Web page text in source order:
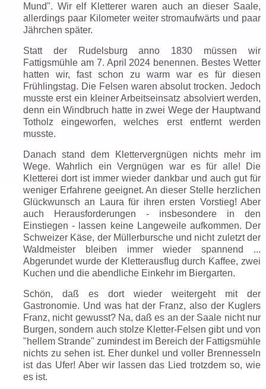
Mund". Wir elf Kletterer waren auch an dieser Saale,
allerdings paar Kilometer weiter stromaufwärts und paar
Jährchen später.
Statt der Rudelsburg anno 1830 müssen wir
Fattigsmühle am 7. April 2024 benennen. Bestes Wetter
hatten wir, fast schon zu warm war es für diesen
Frühlingstag. Die Felsen waren absolut trocken. Jedoch
musste erst ein kleiner Arbeitseinsatz absolviert werden,
denn ein Windbruch hatte in zwei Wege der Hauptwand
Totholz eingeworfen, welches erst entfernt werden
musste.
Danach stand dem Klettervergnügen nichts mehr im
Wege. Wahrlich ein Vergnügen war es für alle! Die
Kletterei dort ist immer wieder dankbar und auch gut für
weniger Erfahrene geeignet. An dieser Stelle herzlichen
Glückwunsch an Laura für ihren ersten Vorstieg! Aber
auch Herausforderungen - insbesondere in den
Einstiegen - lassen keine Langeweile aufkommen. Der
Schweizer Käse, der Müllerbursche und nicht zuletzt der
Waldmeister bleiben immer wieder spannend ...
Abgerundet wurde der Kletterausflug durch Kaffee, zwei
Kuchen und die abendliche Einkehr im Biergarten.
Schön, daß es dort wieder weitergeht mit der
Gastronomie. Und was hat der Franz, also der Kuglers
Franz, nicht gewusst? Na, daß es an der Saale nicht nur
Burgen, sondern auch stolze Kletter-Felsen gibt und von
"hellem Strande" zumindest im Bereich der Fattigsmühle
nichts zu sehen ist. Eher dunkel und voller Brennesseln
ist das Ufer! Aber wir lassen das Lied trotzdem so, wie
es ist.